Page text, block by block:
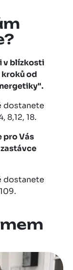
v blízkosti
kroků od
dostanete
8,12, 18.
pro Vás
dostanete